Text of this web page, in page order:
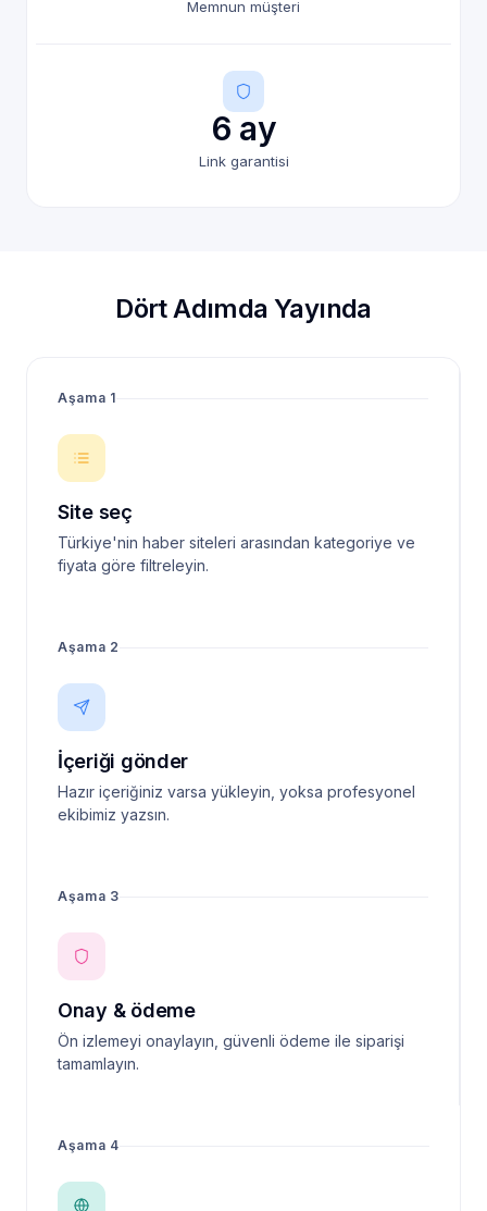
Memnun müşteri
6 ay
Link garantisi
Dört Adımda Yayında
Aşama 1
Site seç
Türkiye'nin haber siteleri arasından kategoriye ve
fiyata göre filtreleyin.
Aşama 2
İçeriği gönder
Hazır içeriğiniz varsa yükleyin, yoksa profesyonel
ekibimiz yazsın.
Aşama 3
Onay & ödeme
Ön izlemeyi onaylayın, güvenli ödeme ile siparişi
tamamlayın.
Aşama 4